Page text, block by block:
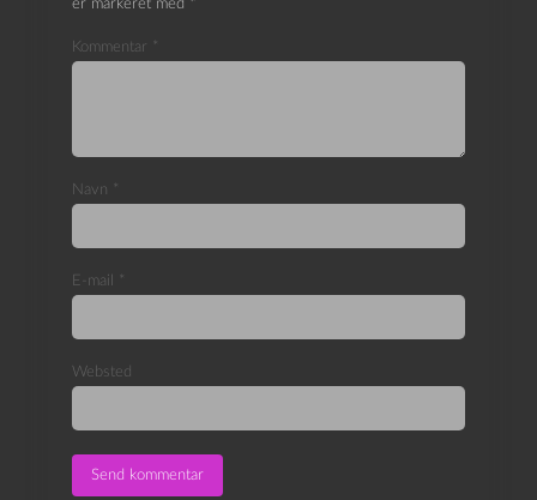
er markeret med *
Kommentar *
Navn *
E-mail *
Websted